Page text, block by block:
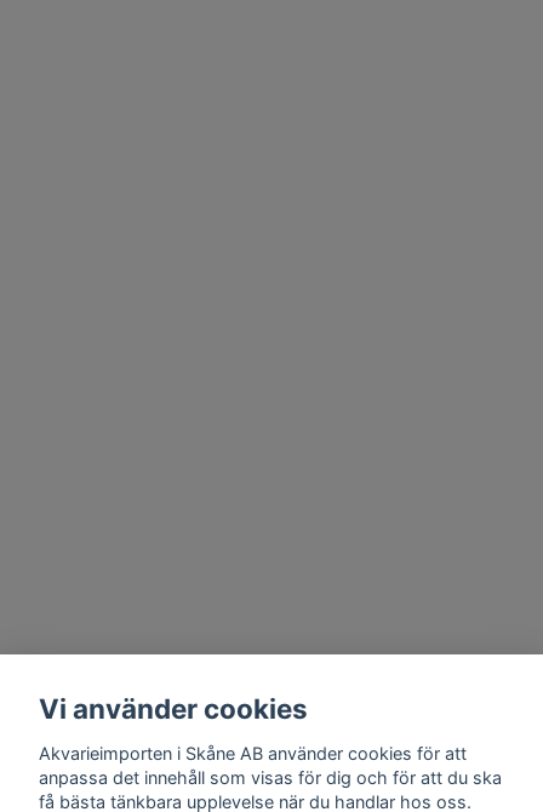
Vi använder cookies
Akvarieimporten i Skåne AB använder cookies för att
anpassa det innehåll som visas för dig och för att du ska
få bästa tänkbara upplevelse när du handlar hos oss.